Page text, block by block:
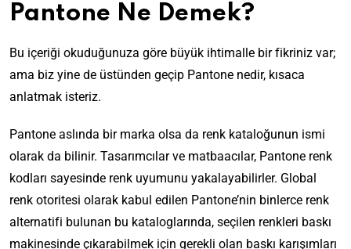
Pantone Ne Demek?
Bu içeriği okuduğunuza göre büyük ihtimalle bir fikriniz var;
ama biz yine de üstünden geçip Pantone nedir, kısaca
anlatmak isteriz.
Pantone aslında bir marka olsa da renk kataloğunun ismi
olarak da bilinir. Tasarımcılar ve matbaacılar, Pantone renk
kodları sayesinde renk uyumunu yakalayabilirler. Global
renk otoritesi olarak kabul edilen Pantone’nin binlerce renk
alternatifi bulunan bu kataloglarında, seçilen renkleri baskı
makinesinde çıkarabilmek için gerekli olan baskı karışımları